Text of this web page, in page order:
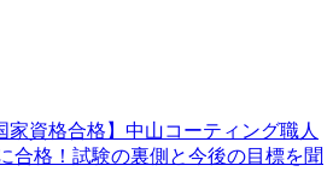
家資格合格】中山コーティング職人
合格！試験の裏側と今後の目標を聞